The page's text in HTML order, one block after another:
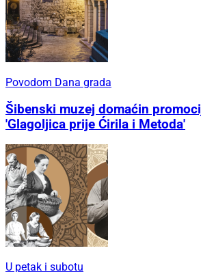
Povodom Dana grada
Šibenski muzej domaćin
'Glagoljica prije Ćirila i Metoda'
U petak i subotu